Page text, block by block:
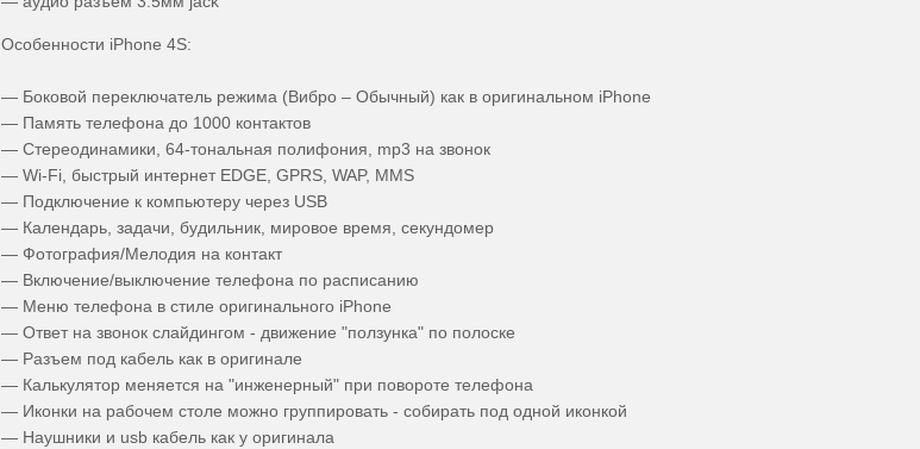
Особенности iPhone 4S:
— Боковой переключатель режима (Вибро – Обычный) как в оригинальном iPhone
— Память телефона до 1000 контактов
— Стереодинамики, 64-тональная полифония, mp3 на звонок
— Wi-Fi, быстрый интернет EDGE, GPRS, WAP, MMS
— Подключение к компьютеру через USB
— Календарь, задачи, будильник, мировое время, секундомер
— Фотография/Мелодия на контакт
— Включение/выключение телефона по расписанию
— Меню телефона в стиле оригинального iPhone
— Ответ на звонок слайдингом - движение "ползунка" по полоске
— Разъем под кабель как в оригинале
— Калькулятор меняется на "инженерный" при повороте телефона
— Иконки на рабочем столе можно группировать - собирать под одной иконкой
— Наушники и usb кабель как у оригинала